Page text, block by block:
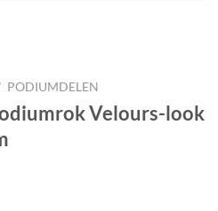
PODIUMDELEN
Velours-look